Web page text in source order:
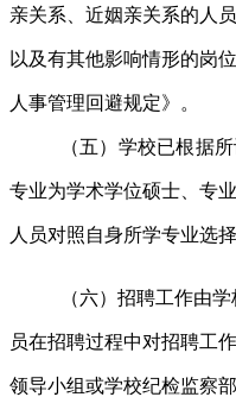
亲关系、近姻亲关系的人
以及有其他影响情形的岗
人事管理回避规定》。
（五）学校已根据
专业为学术学位硕士、专
人员对照自身所学专业选
（六）招聘工作由
员在招聘过程中对招聘工
领导小组或学校纪检监察部